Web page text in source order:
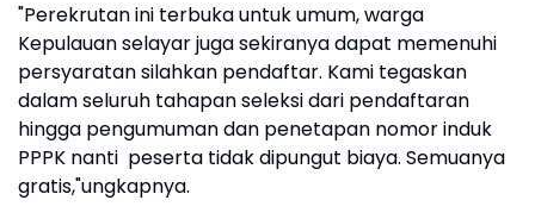
"Perekrutan ini terbuka untuk umum, warga
Kepulauan selayar juga sekiranya dapat memenuhi
persyaratan silahkan pendaftar. Kami tegaskan
dalam seluruh tahapan seleksi dari pendaftaran
hingga pengumuman dan penetapan nomor induk
PPPK nanti peserta tidak dipungut biaya. Semuanya
gratis,"ungkapnya.